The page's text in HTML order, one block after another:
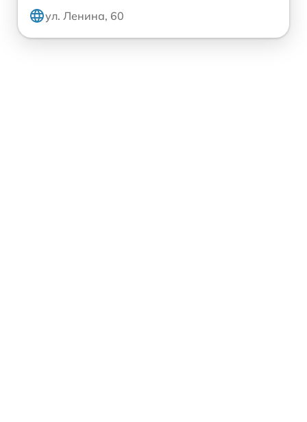
ул. Ленина, 60